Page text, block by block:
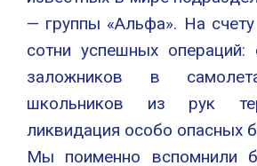
— группы «Альфа». На
сотни успешных операций:
заложников в
школьников из рук
ликвидация особо опасных
Мы поименно вспомнили